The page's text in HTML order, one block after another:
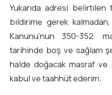
Yukarıda adresi belirtilen
bildirime gerek
Kanunu’nun 350-352.
tarihinde boş ve sağlam
halde doğacak masraf ve
kabul ve taahhüt ederim.